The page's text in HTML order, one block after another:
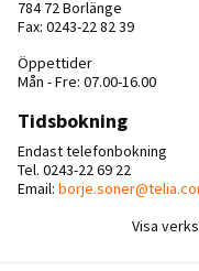
784 72 Borlänge
Fax: 0243-22 82 39
Öppettider
Mån - Fre: 07.00-16.00
Tidsbokning
Endast telefonbokning
Tel. 0243-22 69 22
Email:
Visa